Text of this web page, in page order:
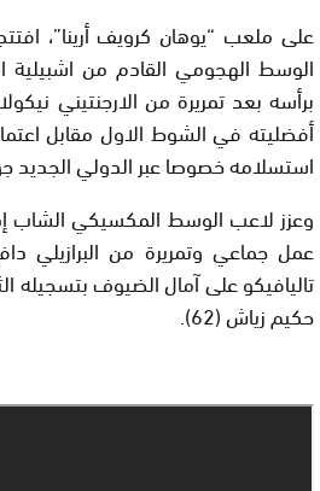
على ملعب “يوهان كرويف أرينا”،
الوسط الهجومي القادم من اشبيلية
أفضليته في الشوط الاول مقابل
استسلامه خصوصا عبر الدولي الجديد
وعزز لاعب الوسط المكسيكي الشاب
تاليافيكو على آمال الضيوف بتسجيله
حكيم زياش (62).